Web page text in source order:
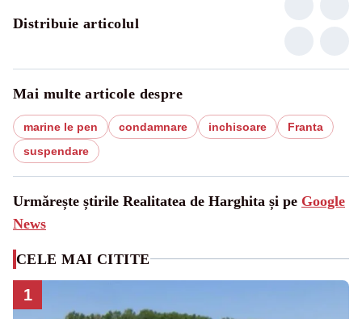
Distribuie articolul
Mai multe articole despre
marine le pen condamnare inchisoare
Franta
suspendare
Urmărește știrile Realitatea de Harghita și pe Google
News
CELE MAI CITITE
1